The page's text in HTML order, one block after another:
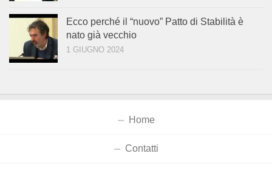
Ecco perché il “nuovo” Patto di Stabilità è
nato già vecchio
1 GIUGNO 2024
Home
Contatti